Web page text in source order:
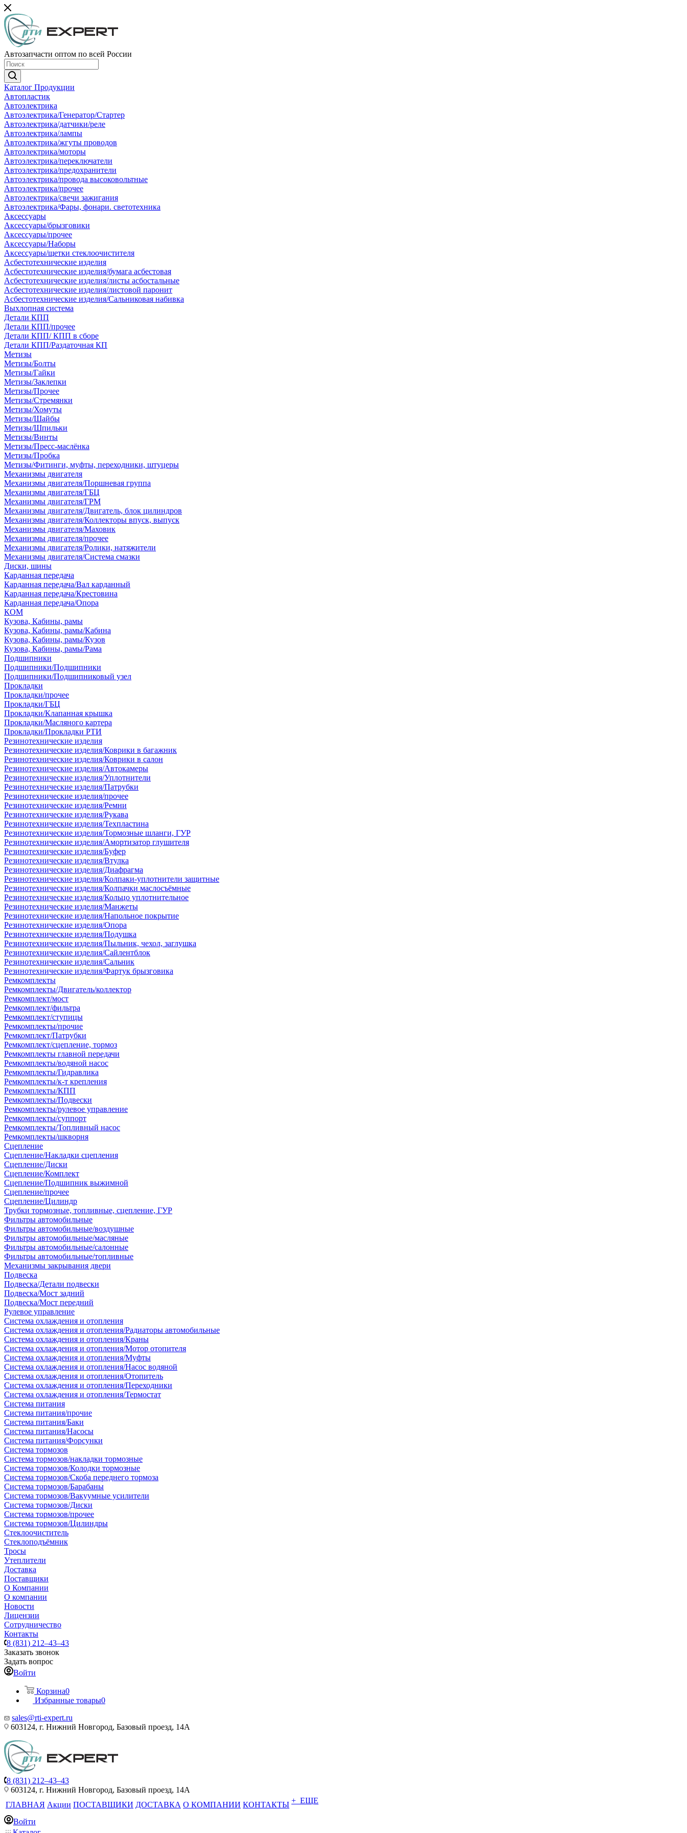
Автозапчасти оптом по всей России
Каталог Продукции
Автопластик
Автоэлектрика
Автоэлектрика/Генератор/Стартер
Автоэлектрика/датчики/реле
Автоэлектрика/лампы
Автоэлектрика/жгуты проводов
Автоэлектрика/моторы
Автоэлектрика/переключатели
Автоэлектрика/предохранители
Автоэлектрика/провода высоковольтные
Автоэлектрика/прочее
Автоэлектрика/свечи зажигания
Автоэлектрика/Фары, фонари. светотехника
Аксессуары
Аксессуары/брызговики
Аксессуары/прочее
Аксессуары/Наборы
Аксессуары/щетки стеклоочистителя
Асбестотехнические изделия
Асбестотехнические изделия/бумага асбестовая
Асбестотехнические изделия/листы асбостальные
Асбестотехнические изделия/листовой паронит
Асбестотехнические изделия/Сальниковая набивка
Выхлопная система
Детали КПП
Детали КПП/прочее
Детали КПП/ КПП в сборе
Детали КПП/Раздаточная КП
Метизы
Метизы/Болты
Метизы/Гайки
Метизы/Заклепки
Метизы/Прочее
Метизы/Стремянки
Метизы/Хомуты
Метизы/Шайбы
Метизы/Шпильки
Метизы/Винты
Метизы/Пресс-маслёнка
Метизы/Пробка
Метизы/Фитинги, муфты, переходники, штуцеры
Механизмы двигателя
Механизмы двигателя/Поршневая группа
Механизмы двигателя/ГБЦ
Механизмы двигателя/ГРМ
Механизмы двигателя/Двигатель, блок цилиндров
Механизмы двигателя/Коллекторы впуск, выпуск
Механизмы двигателя/Маховик
Механизмы двигателя/прочее
Механизмы двигателя/Ролики, натяжители
Механизмы двигателя/Система смазки
Диски, шины
Карданная передача
Карданная передача/Вал карданный
Карданная передача/Крестовина
Карданная передача/Опора
КОМ
Кузова, Кабины, рамы
Кузова, Кабины, рамы/Кабина
Кузова, Кабины, рамы/Кузов
Кузова, Кабины, рамы/Рама
Подшипники
Подшипники/Подшипники
Подшипники/Подшипниковый узел
Прокладки
Прокладки/прочее
Прокладки/ГБЦ
Прокладки/Клапанная крышка
Прокладки/Масляного картера
Прокладки/Прокладки РТИ
Резинотехнические изделия
Резинотехнические изделия/Коврики в багажник
Резинотехнические изделия/Коврики в салон
Резинотехнические изделия/Автокамеры
Резинотехнические изделия/Уплотнители
Резинотехнические изделия/Патрубки
Резинотехнические изделия/прочее
Резинотехнические изделия/Ремни
Резинотехнические изделия/Рукава
Резинотехнические изделия/Техпластина
Резинотехнические изделия/Тормозные шланги, ГУР
Резинотехнические изделия/Амортизатор глушителя
Резинотехнические изделия/Буфер
Резинотехнические изделия/Втулка
Резинотехнические изделия/Диафрагма
Резинотехнические изделия/Колпаки-уплотнители защитные
Резинотехнические изделия/Колпачки маслосъёмные
Резинотехнические изделия/Кольцо уплотнительное
Резинотехнические изделия/Манжеты
Резинотехнические изделия/Напольное покрытие
Резинотехнические изделия/Опора
Резинотехнические изделия/Подушка
Резинотехнические изделия/Пыльник, чехол, заглушка
Резинотехнические изделия/Сайлентблок
Резинотехнические изделия/Сальник
Резинотехнические изделия/Фартук брызговика
Ремкомплекты
Ремкомплекты/Двигатель/коллектор
Ремкомплект/мост
Ремкомплект/фильтра
Ремкомплект/ступицы
Ремкомплекты/прочие
Ремкомплект/Патрубки
Ремкомплект/сцепление, тормоз
Ремкомплекты главной передачи
Ремкомплекты/водяной насос
Ремкомплекты/Гидравлика
Ремкомплекты/к-т крепления
Ремкомплекты/КПП
Ремкомплекты/Подвески
Ремкомплекты/рулевое управление
Ремкомплекты/суппорт
Ремкомплекты/Топливный насос
Ремкомплекты/шкворня
Сцепление
Сцепление/Накладки сцепления
Сцепление/Диски
Сцепление/Комплект
Сцепление/Подшипник выжимной
Сцепление/прочее
Сцепление/Цилиндр
Трубки тормозные, топливные, сцепление, ГУР
Фильтры автомобильные
Фильтры автомобильные/воздушные
Фильтры автомобильные/масляные
Фильтры автомобильные/салонные
Фильтры автомобильные/топливные
Механизмы закрывания двери
Подвеска
Подвеска/Детали подвески
Подвеска/Мост задний
Подвеска/Мост передний
Рулевое управление
Система охлаждения и отопления
Система охлаждения и отопления/Радиаторы автомобильные
Система охлаждения и отопления/Краны
Система охлаждения и отопления/Мотор отопителя
Система охлаждения и отопления/Муфты
Система охлаждения и отопления/Насос водяной
Система охлаждения и отопления/Отопитель
Система охлаждения и отопления/Переходники
Система охлаждения и отопления/Термостат
Система питания
Система питания/прочие
Система питания/Баки
Система питания/Насосы
Система питания/Форсунки
Система тормозов
Система тормозов/накладки тормозные
Система тормозов/Колодки тормозные
Система тормозов/Скоба переднего тормоза
Система тормозов/Барабаны
Система тормозов/Вакуумные усилители
Система тормозов/Диски
Система тормозов/прочее
Система тормозов/Цилиндры
Стеклоочиститель
Стеклоподъёмник
Тросы
Утеплители
Доставка
Поставщики
О Компании
О компании
Новости
Лицензии
Сотрудничество
Контакты
8 (831) 212–43–43
Заказать звонок
Задать вопрос
Войти
Корзина0
Избранные товары0
sales@rti-expert.ru
603124, г. Нижний Новгород, Базовый проезд, 14А
8 (831) 212–43–43
603124, г. Нижний Новгород, Базовый проезд, 14А
ГЛАВНАЯ Акции ПОСТАВЩИКИ ДОСТАВКА О КОМПАНИИ КОНТАКТЫ + ЕЩЕ
Войти